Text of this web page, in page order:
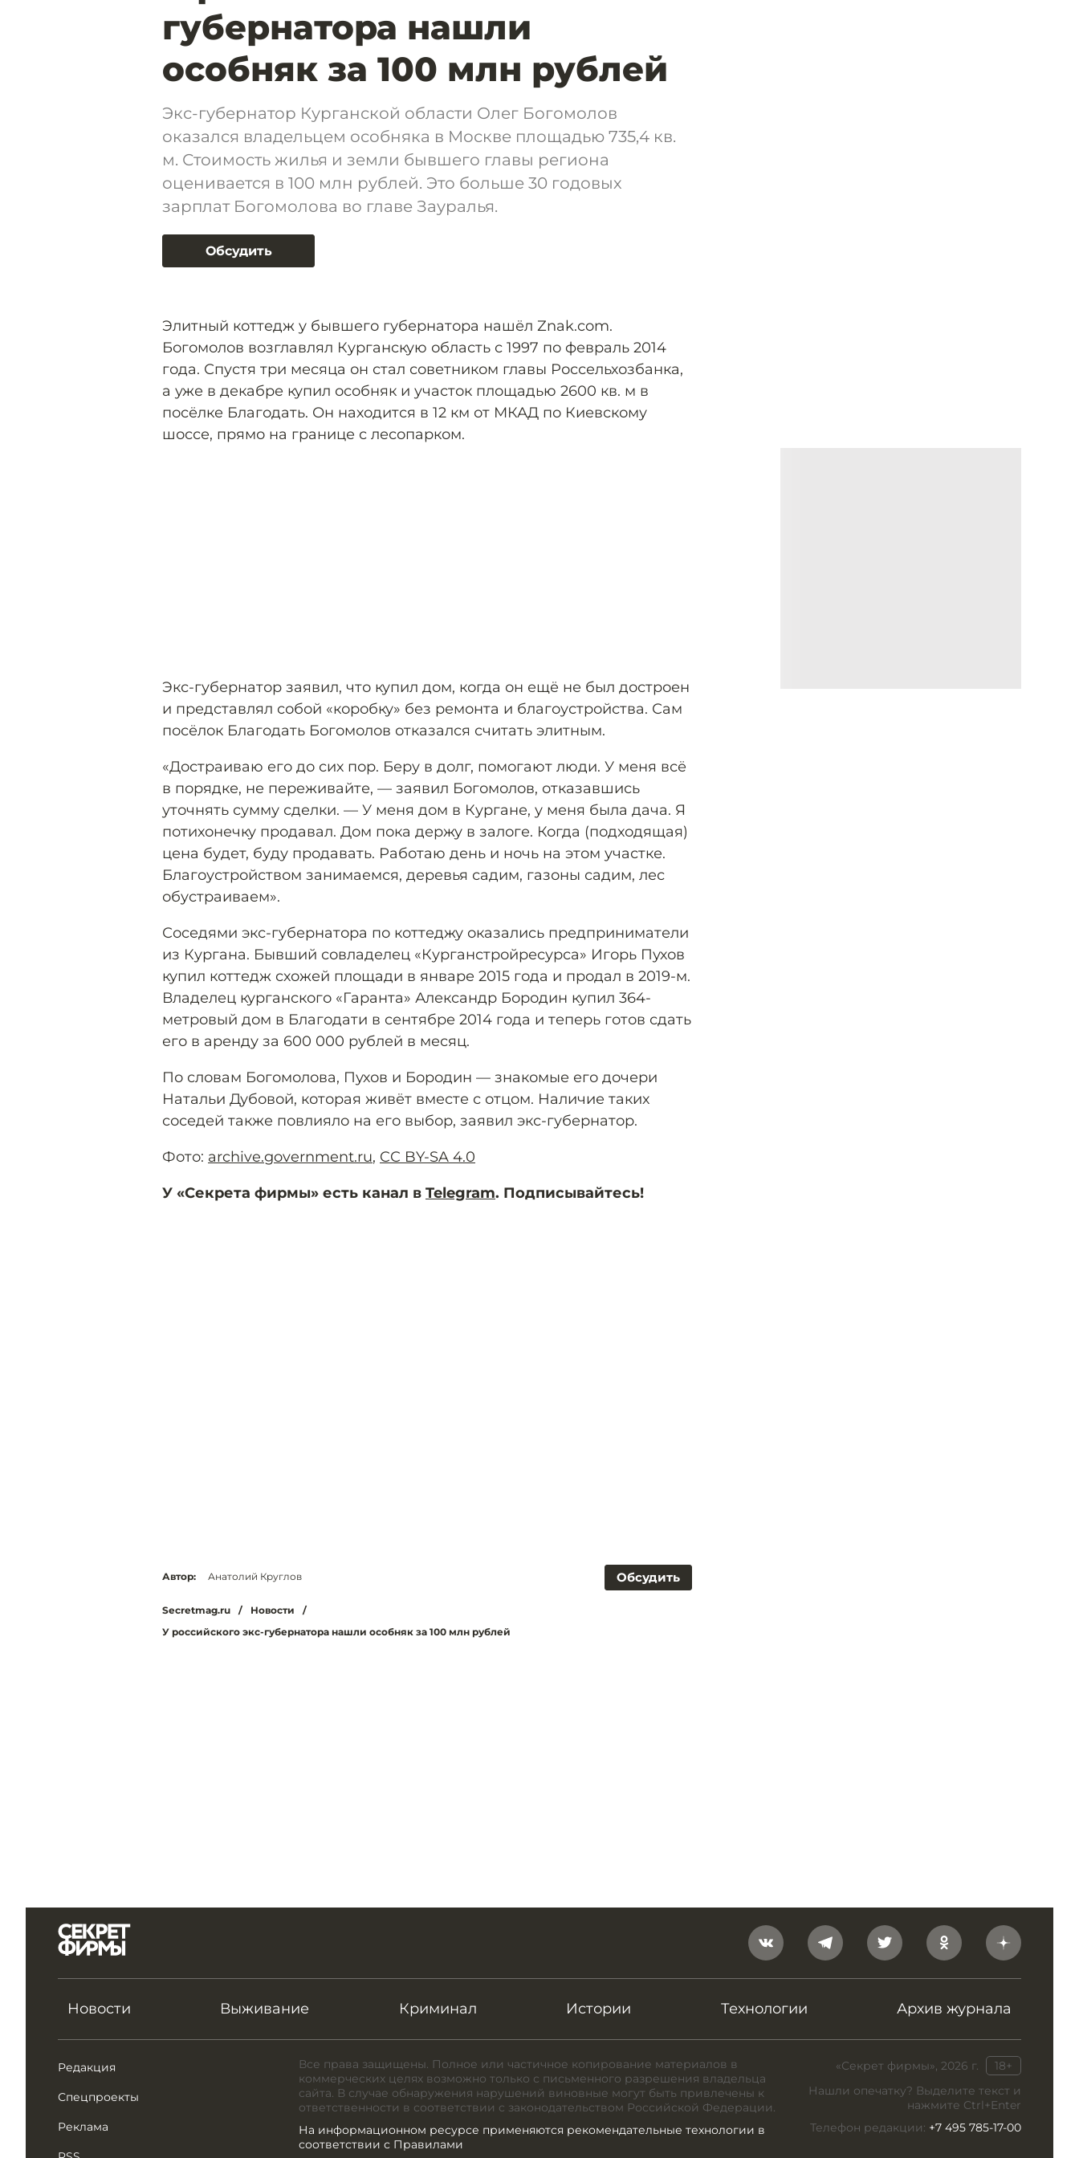
губернатора нашли
особняк за 100 млн рублей
Экс-губернатор Курганской области Олег Богомолов
оказался владельцем особняка в Москве площадью 735,4 кв.
м. Стоимость жилья и земли бывшего главы региона
оценивается в 100 млн рублей. Это больше 30 годовых
зарплат Богомолова во главе Зауралья.
Обсудить
Элитный коттедж у бывшего губернатора нашёл Znak.com.
Богомолов возглавлял Курганскую область с 1997 по февраль 2014
года. Спустя три месяца он стал советником главы Россельхозбанка,
а уже в декабре купил особняк и участок площадью 2600 кв. м в
посёлке Благодать. Он находится в 12 км от МКАД по Киевскому
шоссе, прямо на границе с лесопарком.
Экс-губернатор заявил, что купил дом, когда он ещё не был достроен
и представлял собой «коробку» без ремонта и благоустройства. Сам
посёлок Благодать Богомолов отказался считать элитным.
«Достраиваю его до сих пор. Беру в долг, помогают люди. У меня всё
в порядке, не переживайте, — заявил Богомолов, отказавшись
уточнять сумму сделки. — У меня дом в Кургане, у меня была дача. Я
потихонечку продавал. Дом пока держу в залоге. Когда (подходящая)
цена будет, буду продавать. Работаю день и ночь на этом участке.
Благоустройством занимаемся, деревья садим, газоны садим, лес
обустраиваем».
Соседями экс-губернатора по коттеджу оказались предприниматели
из Кургана. Бывший совладелец «Курганстройресурса» Игорь Пухов
купил коттедж схожей площади в январе 2015 года и продал в 2019-м.
Владелец курганского «Гаранта» Александр Бородин купил 364-
метровый дом в Благодати в сентябре 2014 года и теперь готов сдать
его в аренду за 600 000 рублей в месяц.
По словам Богомолова, Пухов и Бородин — знакомые его дочери
Натальи Дубовой, которая живёт вместе с отцом. Наличие таких
соседей также повлияло на его выбор, заявил экс-губернатор.
Фото: archive.government.ru, CC BY-SA 4.0
У «Секрета фирмы» есть канал в Telegram. Подписывайтесь!
Обсудить
Автор: Анатолий Круглов
Secretmag.ru / Новости
/
У российского экс-губернатора нашли особняк за 100 млн рублей
Новости Выживание Криминал Истории Технологии Архив журнала
Редакция
Спецпроекты
Реклама
«Секрет фирмы», 2026 г.
18+
Нашли опечатку? Выделите текст и
нажмите Ctrl+Enter
Телефон редакции: +7 495 785-17-00
Все права защищены. Полное или частичное копирование материалов в
коммерческих целях возможно только с письменного разрешения владельца
сайта. В случае обнаружения нарушений виновные могут быть привлечены к
ответственности в соответствии с законодательством Российской Федерации.
На информационном ресурсе применяются рекомендательные технологии в
соответствии с Правилами